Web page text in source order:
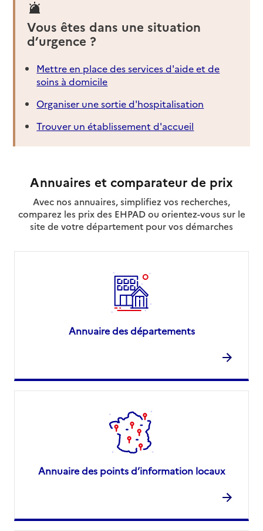
Vous êtes dans une situation
d’urgence ?
Mettre en place des services d'aide et de
soins à domicile
Organiser une sortie d'hospitalisation
Trouver un établissement d'accueil
Annuaires et comparateur de prix
Avec nos annuaires, simplifiez vos recherches,
comparez les prix des EHPAD ou orientez-vous sur le
site de votre département pour vos démarches
Annuaire des départements
Annuaire des points d’information locaux